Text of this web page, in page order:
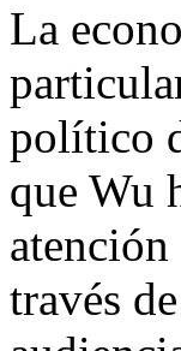
La
político
que Wu
través